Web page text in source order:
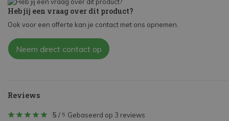
Heb jij een vraag over dit product?
Ook voor een offerte kan je contact met ons opnemen.
Neem direct contact op
Reviews
5 / 5 Gebaseerd op 3 reviews